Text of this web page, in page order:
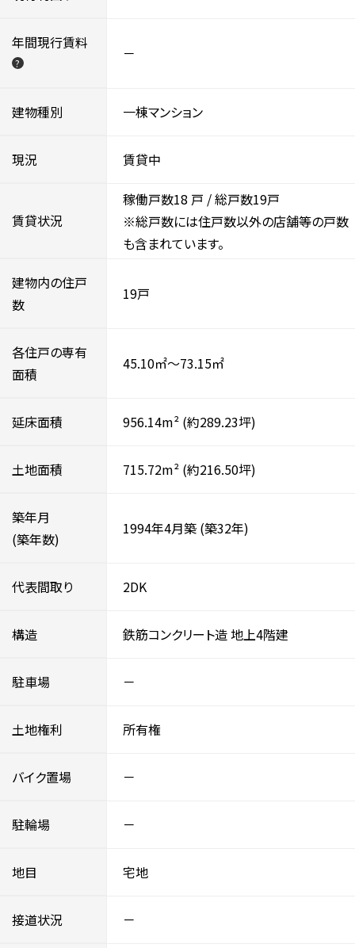
年間現行賃料
? －
建物種別 一棟マンション
現況 賃貸中
賃貸状況
稼働戸数18 戸 / 総戸数19戸
※総戸数には住戸数以外の店舗等の戸数
も含まれています。
建物内の住戸
数
19戸
各住戸の専有
面積
45.10㎡～73.15㎡
延床面積 956.14m² (約289.23坪)
土地面積 715.72m² (約216.50坪)
築年月
(築年数)
1994年4月築 (築32年)
代表間取り 2DK
構造 鉄筋コンクリート造地上4階建
駐車場 －
土地権利 所有権
バイク置場 －
駐輪場 －
地目 宅地
接道状況 －